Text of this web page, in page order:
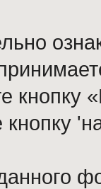
кнопку
кнопку